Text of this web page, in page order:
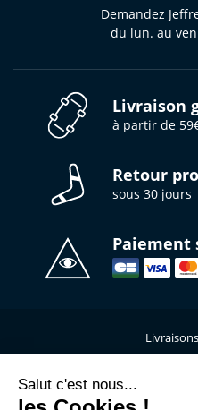
Demandez
du lun. au
Livraison
à partir de
Retour
sous 30 jours
Paiement
Qui
Salut c'est nous...